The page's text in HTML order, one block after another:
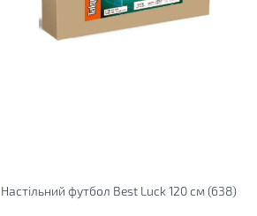
Настільний футбол Best Luck 120 см (638)